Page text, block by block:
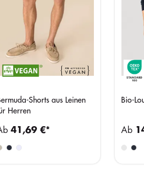
Shorts aus Leinen
Herren
41,69 €*
Bio-
Ab